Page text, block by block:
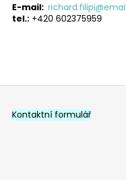
E-mail:
tel.: +420 602375959
Z
Kontaktní formulář